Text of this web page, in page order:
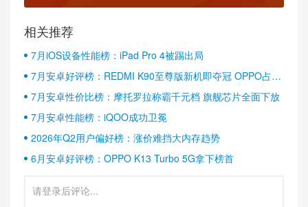
相关推荐
7月iOS设备性能榜：iPad Pro 4被踢出局
7月安卓好评榜：REDMI K90至尊版新机即夺冠 OPPO占据
半壁江山
7月安卓性价比榜：摩托罗拉称霸千元档 旗舰芯片全面下放
7月安卓性能榜：iQOO成功卫冕
2026年Q2用户偏好榜：涨价难挡大内存趋势
6月安卓好评榜：OPPO K13 Turbo 5G拿下榜首